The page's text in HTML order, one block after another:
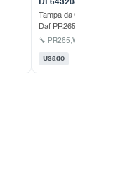
DF643205U
Tampa da Cabeça do
Daf PR265;WS268
🔧 PR265;WS268
Usado